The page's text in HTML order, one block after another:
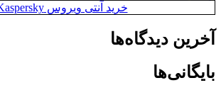
خرید آنتی ویروس Kaspersky
آخرین دیدگاه‌ها
بایگانی‌ها